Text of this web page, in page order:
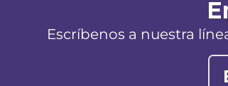
Escríbenos a nuestra